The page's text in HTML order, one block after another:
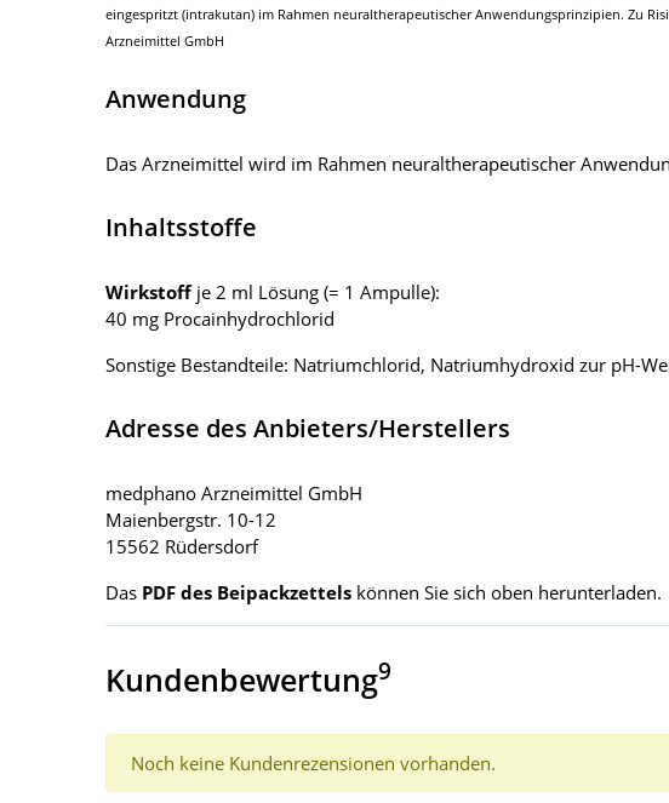
eingespritzt (intrakutan) im Rahmen neuraltherapeutischer Anwendungsprinzipien. Zu
Arzneimittel GmbH
Anwendung
Das Arzneimittel wird im Rahmen neuraltherapeutischer
Inhaltsstoffe
Wirkstoff je 2 ml Lösung (= 1 Ampulle):
40 mg Procainhydrochlorid
Sonstige Bestandteile: Natriumchlorid, Natriumhydroxid zur pH-
Adresse des Anbieters/Herstellers
medphano Arzneimittel GmbH
Maienbergstr. 10-12
15562 Rüdersdorf
Das PDF des Beipackzettels können Sie sich oben herunterladen.
Kundenbewertung9
Noch keine Kundenrezensionen vorhanden.